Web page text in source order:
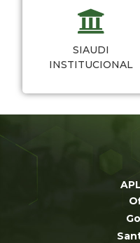
SIAUDI
INSTITUCIONAL